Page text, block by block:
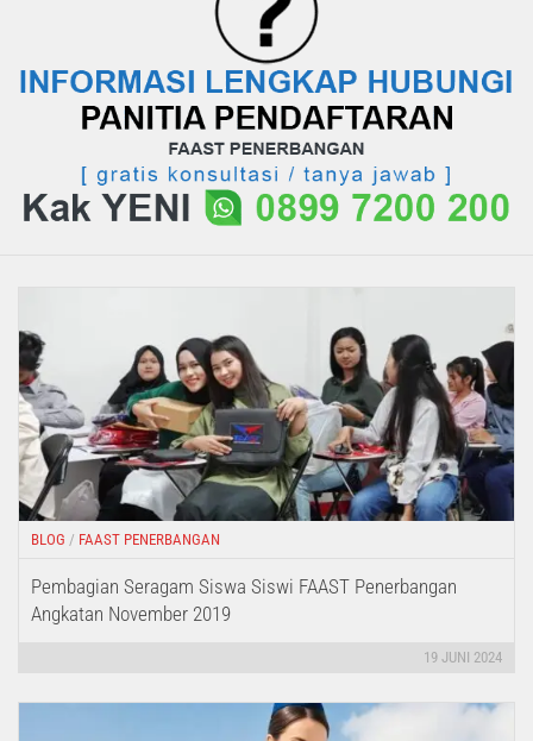
BLOG / FAAST PENERBANGAN
Pembagian Seragam Siswa Siswi FAAST Penerbangan
Angkatan November 2019
19 JUNI 2024